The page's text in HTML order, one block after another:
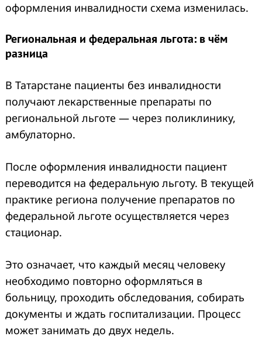
оформления инвалидности схема изменилась.
Региональная и федеральная льгота: в чём
разница
В Татарстане пациенты без инвалидности
получают лекарственные препараты по
региональной льготе — через поликлинику,
амбулаторно.
После оформления инвалидности пациент
переводится на федеральную льготу. В текущей
практике региона получение препаратов по
федеральной льготе осуществляется через
стационар.
Это означает, что каждый месяц человеку
необходимо повторно оформляться в
больницу, проходить обследования, собирать
документы и ждать госпитализации. Процесс
может занимать до двух недель.